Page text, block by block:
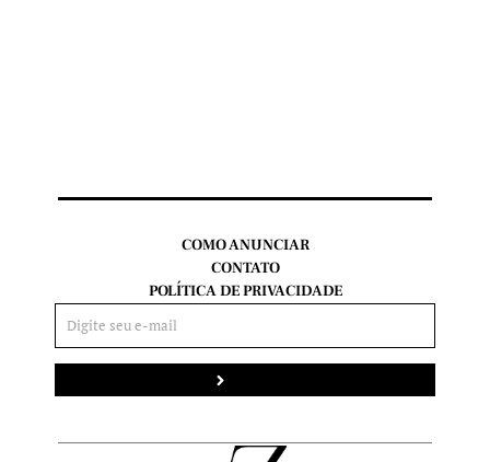
COMO ANUNCIAR
CONTATO
POLÍTICA DE PRIVACIDADE